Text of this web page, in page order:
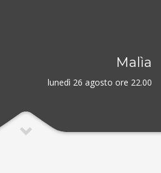
Malìa
lunedì 26 agosto ore 22.00